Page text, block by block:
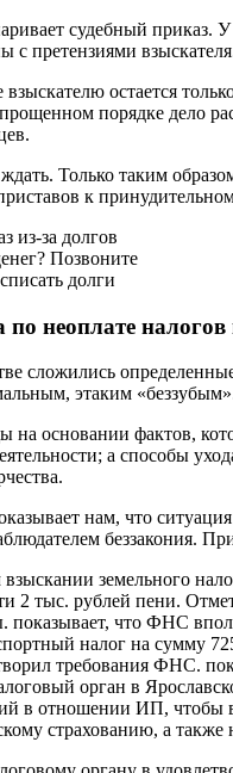
судебный приказ. У
с претензиями
взыскателю остается
порядке дело
Только таким
к
из-за долгов
Позвоните
долги
по неоплате
сложились
этаким
на основании фактов,
а способы
нам, что
беззакония.
земельного
2 тыс. рублей пени.
показывает, что ФНС
налог на сумму
требования ФНС.
орган в
в отношении ИП, чтобы
страхованию, а также